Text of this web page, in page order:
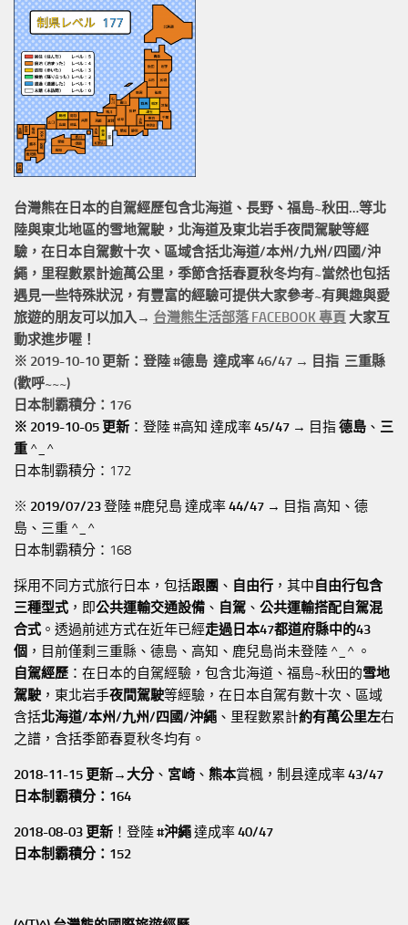
台灣熊在日本的自駕經歷包含北海道、長野、福島~秋田…等北
陸與東北地區的雪地駕駛 ，北海道及東北岩手夜間駕駛等經
驗，在日本自駕數十次、區域含括北海道/本州/九州/四國/沖
繩， 里程數累計逾萬公里 ，季節含括春夏秋冬均有~當然也包括
遇見一些特殊狀況，有豐富的經驗可提供大家參考~有興趣與愛
旅遊的朋友可以加入→ 台灣熊生活部落 FACEBOOK 專頁 大家互
動求進步喔！
※ 2019-10-10 更新：登陸 #德島 達成率 46/47 → 目指 三重縣
(歡呼~~~)
日本制霸積分：176
※ 2019-10-05 更新 ：登陸 #高知 達成率45/47 → 目指德島 、 三
重 ^_^
日本制霸積分：172
※ 2019/07/23登陸 #鹿兒島 達成率44/47 → 目指 高知、德
島、三重 ^_^
日本制霸積分：168
採用不同方式旅行日本，包括跟團 、 自由行 ，其中自由行包含
三種型式 ，即公共運輸交通設備 、 自駕 、 公共運輸搭配自駕混
合式 。透過前述方式在近年已經走過日本47都道府縣中的43
個 ，目前僅剩三重縣、德島、高知、鹿兒島尚未登陸 ^_^ 。
自駕經歷 ：在日本的自駕經驗，包含北海道、福島~秋田的雪地
駕駛 ，東北岩手夜間駕駛等經驗，在日本自駕有數十次、區域
含括北海道/本州/九州/四國/沖繩 、里程數累計約有萬公里左右
之譜，含括季節春夏秋冬均有。
2018-11-15 更新→ 大分、 宮崎 、 熊本賞楓，制县達成率43/47
日本制霸積分：164
2018-08-03 更新 ！登陸#沖繩達成率40/47
日本制霸積分：152